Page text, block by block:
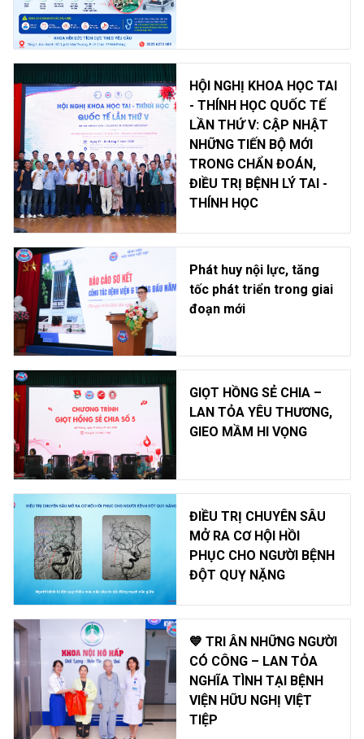
HỘI NGHỊ KHOA HỌC TAI
- THÍNH HỌC QUỐC TẾ
LẦN THỨ V: CẬP NHẬT
NHỮNG TIẾN BỘ MỚI
TRONG CHẨN ĐOÁN,
ĐIỀU TRỊ BỆNH LÝ TAI -
THÍNH HỌC
Phát huy nội lực, tăng
tốc phát triển trong giai
đoạn mới
GIỌT HỒNG SẺ CHIA –
LAN TỎA YÊU THƯƠNG,
GIEO MẦM HI VỌNG
ĐIỀU TRỊ CHUYÊN SÂU
MỞ RA CƠ HỘI HỒI
PHỤC CHO NGƯỜI BỆNH
ĐỘT QUỴ NẶNG
💙 TRI ÂN NHỮNG NGƯỜI
CÓ CÔNG – LAN TỎA
NGHĨA TÌNH TẠI BỆNH
VIỆN HỮU NGHỊ VIỆT
TIỆP